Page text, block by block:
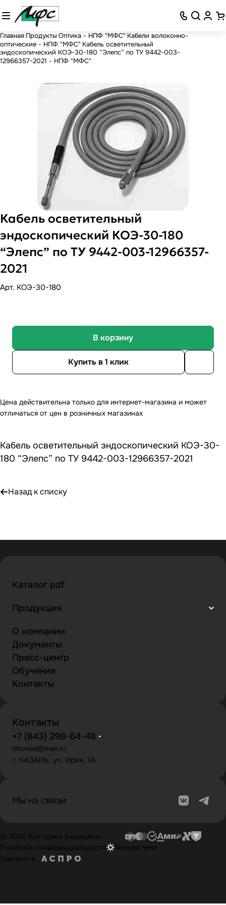
Главная Продукты Оптика - НПФ "МФС" Кабели волоконно-
оптические - НПФ "МФС" Кабель осветительный
эндоскопический КОЭ-30-180 “Элепс” по ТУ 9442-003-
12966357-2021 - НПФ "МФС"
Кабель осветительный
эндоскопический КОЭ-30-180
“Элепс” по ТУ 9442-003-12966357-
2021
Арт. КОЭ-30-180
В корзину
Купить в 1 клик
Цена действительна только для интернет-магазина и может
отличаться от цен в розничных магазинах
Кабель осветительный эндоскопический КОЭ-30-
180 “Элепс” по ТУ 9442-003-12966357-2021
Назад к списку
Каталог pdf
Продукция
О компании
Документы
Пресс-центр
Обучение
Контакты
Контакты
+7 (843) 298-64-48
mfsmed@mail.ru
г. КАЗАНЬ, ул. Ирек, 1А
Мы на связи
© 2026 Все права защищены
Политика конфиденциальности
Темная тема
Сделано в